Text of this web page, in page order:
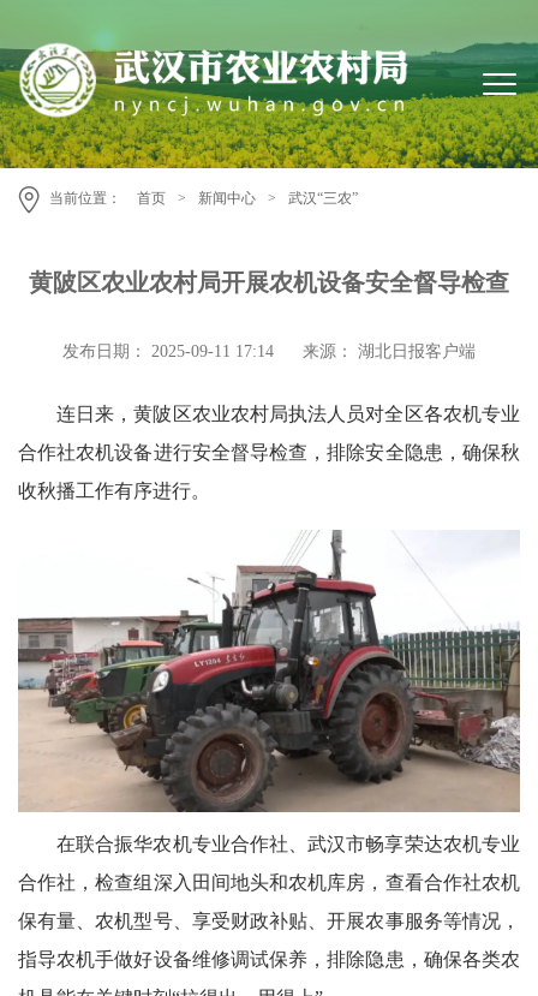
当前位置： 首页 > 新闻中心 > 武汉“三农”
黄陂区农业农村局开展农机设备安全督导检查
发布日期： 2025-09-11 17:14 来源： 湖北日报客户端
连日来，黄陂区农业农村局执法人员对全区各农机专业
合作社农机设备进行安全督导检查，排除安全隐患，确保秋
收秋播工作有序进行。
在联合振华农机专业合作社、武汉市畅享荣达农机专业
合作社，检查组深入田间地头和农机库房，查看合作社农机
保有量、农机型号、享受财政补贴、开展农事服务等情况，
指导农机手做好设备维修调试保养，排除隐患，确保各类农